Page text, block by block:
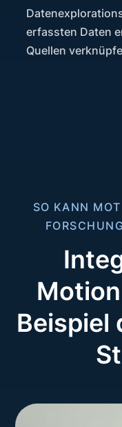
erfassten Daten
Quellen
SO KANN
Beispiel